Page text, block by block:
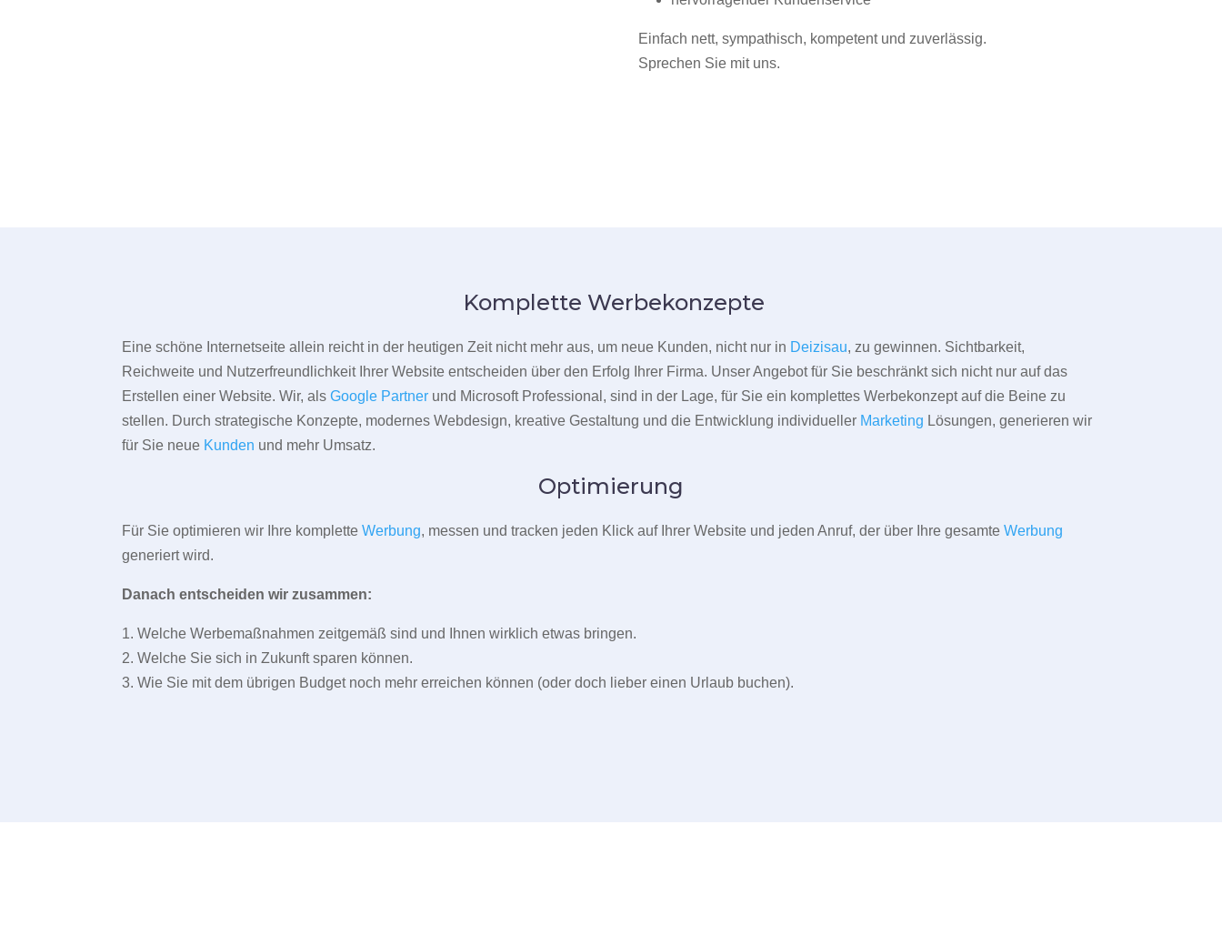
Einfach nett, sympathisch, kompetent und zuverlässig.
Sprechen Sie mit uns.
Komplette Werbekonzepte
Eine schöne Internetseite allein reicht in der heutigen Zeit nicht mehr aus, um neue Kunden, nicht nur in Deizisau, zu gewinnen. Sichtbarkeit,
Reichweite und Nutzerfreundlichkeit Ihrer Website entscheiden über den Erfolg Ihrer Firma. Unser Angebot für Sie beschränkt sich nicht nur auf das
Erstellen einer Website. Wir, alsGoogle Partner und Microsoft Professional, sind in der Lage, für Sie ein komplettes Werbekonzept auf die Beine zu
stellen. Durch strategische Konzepte, modernes Webdesign, kreative Gestaltung und die Entwicklung individueller Marketing Lösungen, generieren wir
für Sie neue Kunden und mehr Umsatz.
Optimierung
Für Sie optimieren wir Ihre kompletteWerbung, messen und tracken jeden Klick auf Ihrer Website und jeden Anruf, der über Ihre gesamteWerbung
generiert wird.
Danach entscheiden wir zusammen:
1. Welche Werbemaßnahmen zeitgemäß sind und Ihnen wirklich etwas bringen.
2. Welche Sie sich in Zukunft sparen können.
3. Wie Sie mit dem übrigen Budget noch mehr erreichen können (oder doch lieber einen Urlaub buchen).